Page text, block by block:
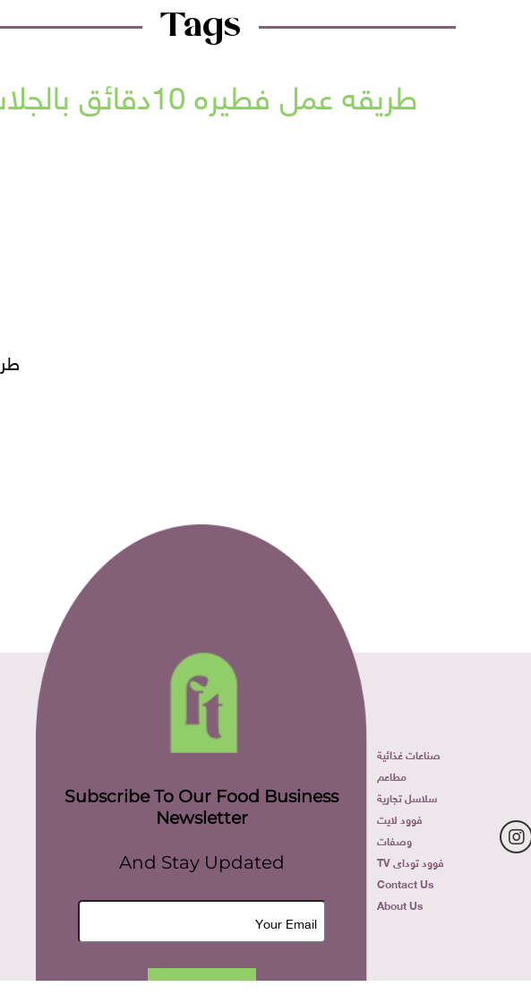
Tags
طريقه عمل فطيره 10دقائق بالجلاش
صناعات غذائية
مطاعم
سلاسل تجارية
فوود لايت
وصفات
فوود توداى TV
Contact Us
About Us
Subscribe To Our Food Business
Newsletter
And Stay Updated